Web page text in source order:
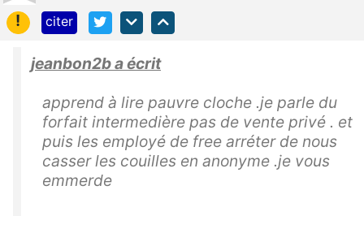
!
citer
jeanbon2b a écrit
apprend à lire pauvre cloche .je parle du
forfait intermedière pas de vente privé . et
puis les employé de free arréter de nous
casser les couilles en anonyme .je vous
emmerde